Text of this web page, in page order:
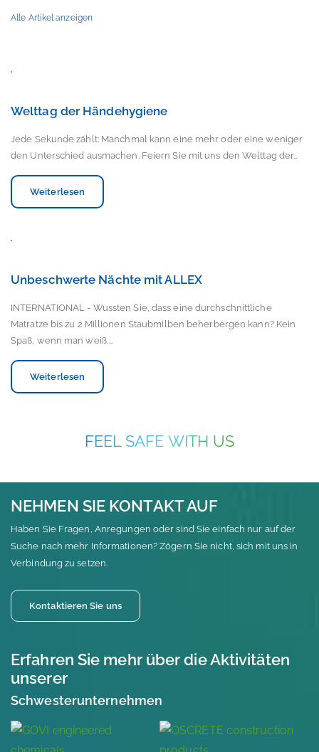
Alle Artikel anzeigen
Welttag der Händehygiene
Jede Sekunde zählt: Manchmal kann eine mehr oder eine weniger
den Unterschied ausmachen. Feiern Sie mit uns den Welttag der…
Weiterlesen
Unbeschwerte Nächte mit ALLEX
INTERNATIONAL - Wussten Sie, dass eine durchschnittliche
Matratze bis zu 2 Millionen Staubmilben beherbergen kann? Kein
Spaß, wenn man weiß,…
Weiterlesen
FEEL SAFE WITH US
NEHMEN SIE KONTAKT AUF
Haben Sie Fragen, Anregungen oder sind Sie einfach nur auf der
Suche nach mehr Informationen? Zögern Sie nicht, sich mit uns in
Verbindung zu setzen.
Kontaktieren Sie uns
Erfahren Sie mehr über die Aktivitäten
unserer
Schwesterunternehmen